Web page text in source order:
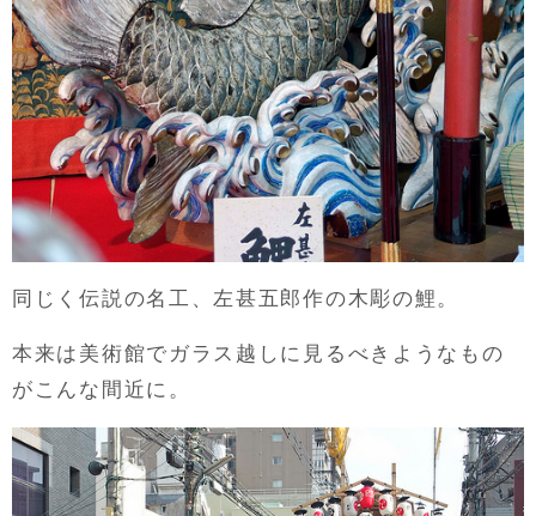
同じく伝説の名工、左甚五郎作の木彫の鯉。
本来は美術館でガラス越しに見るべきようなもの
がこんな間近に。